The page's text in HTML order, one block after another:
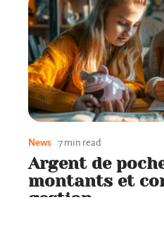
News 7 min read
Argent de
montants et
gestion